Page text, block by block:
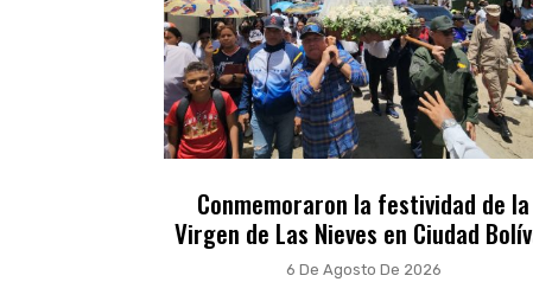
Conmemoraron la festividad de la
Virgen de Las Nieves en Ciudad
6 De Agosto De 2026